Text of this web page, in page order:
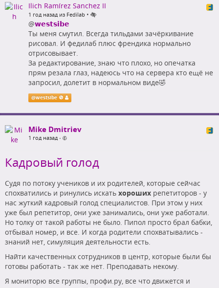
Ilich Ramírez Sanchez II
1 год назад из Fedilab •
@𝘄𝗲𝘀𝘁𝘀𝗶𝗯𝗲
Ты меня смутил. Всегда тильдами зачёркивание
рисовал. И федилаб плюс френдика нормально
отрисовывает.
За редактирование, знаю что плохо, но опечатка
прям резала глаз, надеюсь что на сервера кто ещё не
запросил, долетит в нормальном виде🤣
@westsibe 🚫
Mike Dmitriev
1 год назад •
Кадровый голод
Судя по потоку учеников и их родителей, которые сейчас
спохватились и ринулись искать хороших репетиторов - у
нас жуткий кадровый голод специалистов. При этом у них
уже был репетитор, они уже занимались, они уже работали.
Но толку от такой работы не было. Пипол просто брал бабки,
отбывал номер, и все. И когда родители спохватывались -
знаний нет, симуляция деятельности есть.
Найти качественных сотрудников в центр, которые были бы
готовы работать - так же нет. Преподавать некому.
Я мониторю все группы, профи.ру, все что движется и